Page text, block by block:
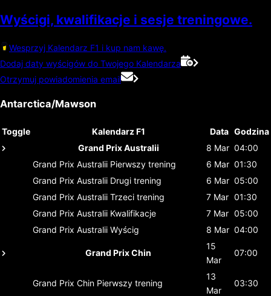
Wyścigi, kwalifikacje i sesje treningowe.
Wesprzyj Kalendarz F1 i kup nam kawę.
Dodaj daty wyścigów do Twojego Kalendarza
Otrzymuj powiadomienia email
Antarctica/Mawson
Toggle Kalendarz F1 Data Godzina
Grand Prix Australii
8 Mar 04:00
Grand Prix Australii Pierwszy trening 6 Mar 01:30
Grand Prix Australii Drugi trening 6 Mar 05:00
Grand Prix Australii Trzeci trening 7 Mar 01:30
Grand Prix Australii Kwalifikacje 7 Mar 05:00
Grand Prix Australii Wyścig 8 Mar 04:00
Grand Prix Chin
15
Mar
07:00
Grand Prix Chin Pierwszy trening
13
Mar
03:30